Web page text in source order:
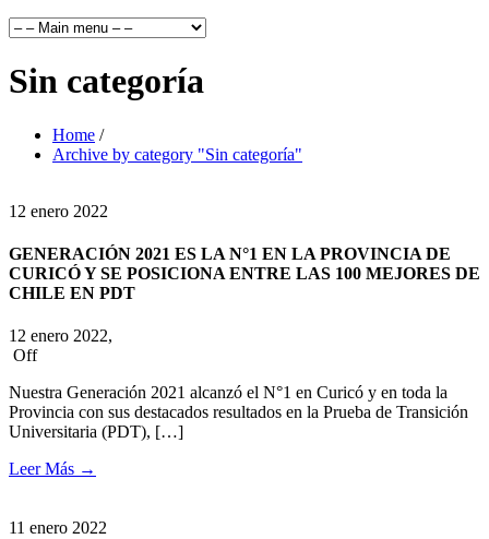
Sin categoría
Home /
Archive by category "Sin categoría"
12 enero 2022
GENERACIÓN 2021 ES LA N°1 EN LA PROVINCIA DE
CURICÓ Y SE POSICIONA ENTRE LAS 100 MEJORES DE
CHILE EN PDT
12 enero 2022,
Off
Nuestra Generación 2021 alcanzó el N°1 en Curicó y en toda la
Provincia con sus destacados resultados en la Prueba de Transición
Universitaria (PDT), […]
Leer Más →
11 enero 2022